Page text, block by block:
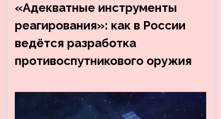
«Адекватные инструменты
реагирования»: как в России
ведётся разработка
противоспутникового оружия